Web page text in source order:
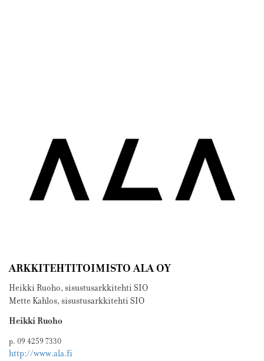
ARKKITEHTITOIMISTO ALA OY
Heikki Ruoho, sisustusarkkitehti SIO
Mette Kahlos, sisustusarkkitehti SIO
Heikki Ruoho
p. 09 4259 7330
http://www.ala.fi